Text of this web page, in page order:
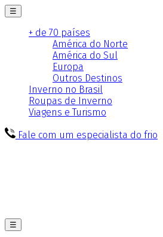
☰
+ de 70 países
América do Norte
América do Sul
Europa
Outros Destinos
Inverno no Brasil
Roupas de Inverno
Viagens e Turismo
Fale com um especialista do frio
☰